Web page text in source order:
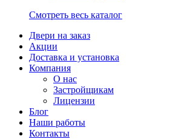
Смотреть весь каталог
Двери на заказ
Акции
Доставка и установка
Компания
О нас
Застройщикам
Лицензии
Блог
Наши работы
Контакты